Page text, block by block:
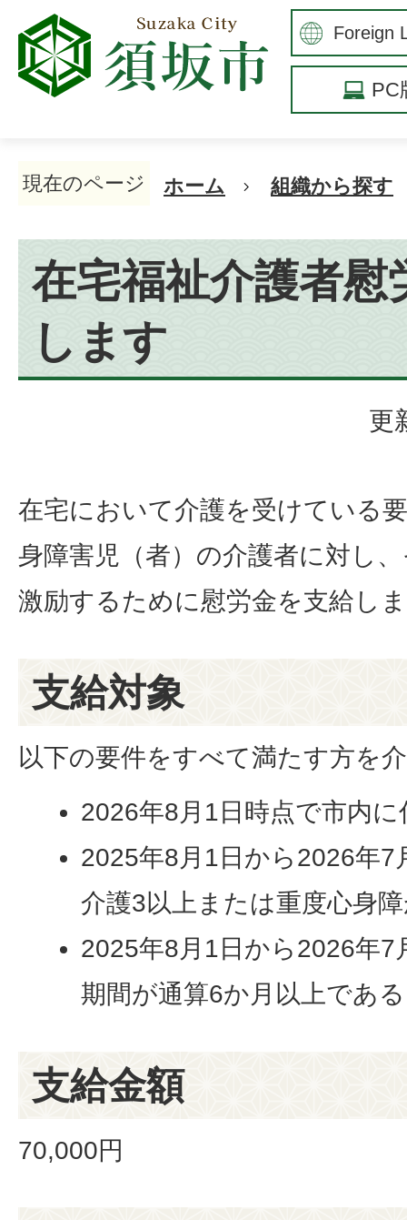
PC
現在のページ ホーム 組織から探す
在宅福祉介護者慰
します
更
在宅において介護を受けている
身障害児（者）の介護者に対し
激励するために慰労金を支給し
支給対象
以下の要件をすべて満たす方を
2026年8月1日時点で市内
2025年8月1日から2026年7
介護3以上または重度心身
2025年8月1日から2026年7
期間が通算6か月以上である
支給金額
70,000円